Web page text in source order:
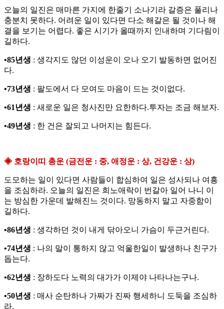
오늘의 일진은 매마른 가지에 한줄기 소나기라 갈증은 풀리나
충분치 못하다. 어려운 일이 있다면 다소 해갈은 될 것이나 해
결을 보기는 어렵다. 좋은 시기가 올때까지 인내하며 기다림이
길하다.
•85년생 : 생각지도 않던 이성운이 오나 오기 발동하면 없어진
다.
•73년생 : 팔도에서 다 모여도 마음이 드는 것이없다.
•61년생 : 새로운 일은 청사진만 요한하다.투자는 조금 해보자.
•49년생 : 한 건은 잘되고 나머지는 힘든다.
◈ 호랑이띠 총운 (금전운 : 중, 애정운 : 상, 건강운 : 상)
도모하는 일이 있다면 사람들이 합심하여 일은 성사되나 여흥
을 조심하라. 오늘의 일진은 희노애락이 번갈아 일어 나니 이
는 방심한 가운데 발해진느 것이다. 망동하지 말고 자중함이
길하다.
•86년생 : 생각하던 것이 내게 닦아오니 가슴이 두근거린다.
•74년생 : 나의 말이 통하지 않고 억울한일이 발생하나 친구가
돕는다.
•62년생 : 장하도다 노력의 대가가 이제야 나타나는구나.
•50년생 : 매사 순탄하나 가짜가 진짜 행세하니 도둑을 조심하
라.